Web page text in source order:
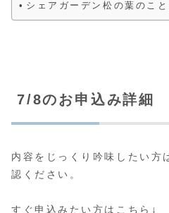
シェアガーデン松の葉のこと
7/8のお申込み詳細
内容をじっくり吟味したい方
認ください。
すぐ申込みたい方はこちら↓